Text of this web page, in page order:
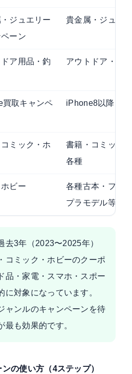
ジュエリー
ーン
貴金属・ジュエ
ア用品・釣
アウトドア・釣
買取キャンペ
iPhone8以降
ミック・ホ
書籍・コミック
各種
ビー
各種古本・フィ
プラモデル等
去3年（2023〜2025年）
コミック・ホビーのクーポ
品・家電・スマホ・スポー
に対象になっています。
ャンルのキャンペーンを待
最も効果的です。
の使い方（4ステップ）